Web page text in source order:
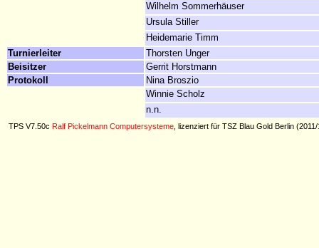
Wilhelm Sommerhäuser
Ursula Stiller
Heidemarie Timm
Turnierleiter
Thorsten Unger
Beisitzer
Gerrit Horstmann
Protokoll
Nina Broszio
Winnie Scholz
n.n.
TPS V7.50c Ralf Pickelmann Computersysteme , lizenziert für TSZ Blau Gold Berlin